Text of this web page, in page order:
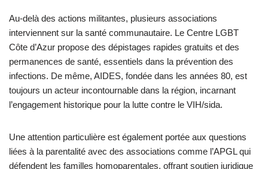
Au-delà des actions militantes, plusieurs associations
interviennent sur la santé communautaire. Le Centre LGBT
Côte d’Azur propose des dépistages rapides gratuits et des
permanences de santé, essentiels dans la prévention des
infections. De même, AIDES, fondée dans les années 80, est
toujours un acteur incontournable dans la région, incarnant
l’engagement historique pour la lutte contre le VIH/sida.
Une attention particulière est également portée aux questions
liées à la parentalité avec des associations comme l’APGL qui
défendent les familles homoparentales, offrant soutien juridique